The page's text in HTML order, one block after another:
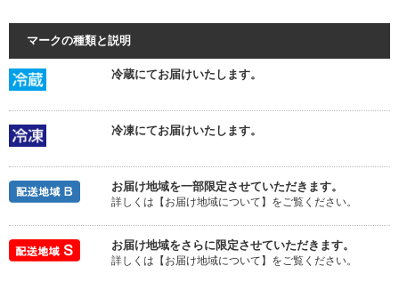
マークの種類と説明
冷蔵にてお届けいたします。
冷凍にてお届けいたします。
お届け地域を一部限定させていただきます。
詳しくは【お届け地域について】をご覧ください。
お届け地域をさらに限定させていただきます。
詳しくは【お届け地域について】をご覧ください。